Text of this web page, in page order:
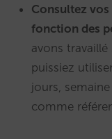
Consultez vos
fonction des
avons
puissiez
jours,
comme